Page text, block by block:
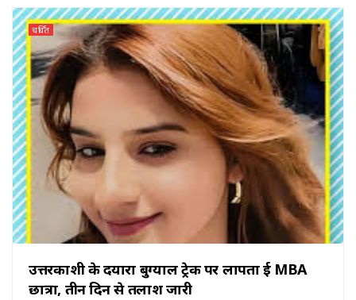
चर्चित
उत्तरकाशी के दयारा बुग्याल ट्रेक पर लापता हुई MBA
छात्रा, तीन दिन से तलाश जारी